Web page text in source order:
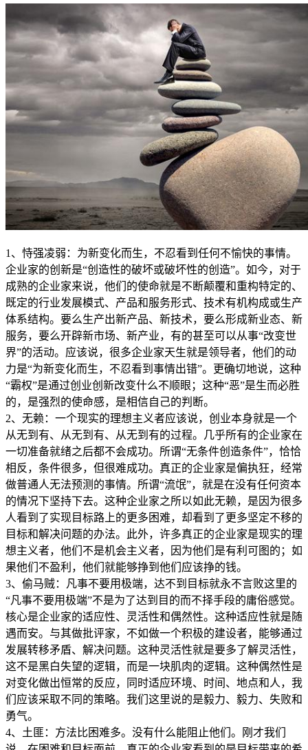
1、恃强凌弱：为新变化而生，不忍看到任何不愉快的事情。
企业家的创新是“创造性的破坏或破坏性的创造”。如今，对于
成熟的企业家来说，他们的使命就是不断颠覆和重构特定的、
既定的行业发展模式、产品和服务形式、技术有机构成或生产
体系结构。要么生产出新产品、新技术，要么形成新业态、新
服务，要么开辟新市场、新产业，有的甚至可以从事“改变世
界”的活动。应该说，很多企业家天生就是领导者，他们的动
力是“为新变化而生，不忍看到事情出错”。更确切地说，这种
“霸权”是通过创业创新改变什么不顺眼；这种“恶”是生而必胜
的，是强烈的使命感，是相信自己的判断。
2、无赖：一个现实的理想主义者应该说，创业本身就是一个
从无到有、从无到有、从无到有的过程。几乎所有的企业家在
一切准备就绪之后都不会成功。所谓“无条件创造条件”，恰恰
相反，条件很多，但很难成功。真正的企业家是偏执狂，经常
做普通人无法预测的事情。所谓“流氓”，就是在没有任何资本
的情况下坚持下去。这种企业家之所以如此无赖，是因为很多
人看到了实现目标路上的更多困难，却看到了更多坚定不移的
目标和解决问题的办法。此外，许多真正的企业家是现实的理
想主义者，他们不是机会主义者，因为他们是有利可图的；如
果他们不盈利，他们就能够挣到他们应该挣的钱。
3、偷马贼：凡事不要用极端，达不到目标就永不言败这里的
“凡事不要用极端”不是为了达到目的而不择手段的庸俗感觉。
核心是企业家的适应性、灵活性和偶然性。这种适应性就是随
遇而安。与其做批评家，不如做一个积极的建设者，能够通过
发展转移矛盾、解决问题。这种灵活性就是要多了解灵活性，
这不是黑白失望的逻辑，而是一块肌肉的逻辑。这种偶然性是
对变化做出恒常的反应，同时适应环境、时间、地点和人，我
们应该采取不同的策略。我们这里说的是毅力、毅力、失败和
勇气。
4、土匪：方法比困难多。没有什么能阻止他们。刚才我们